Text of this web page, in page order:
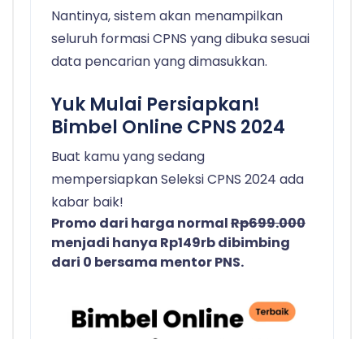
Nantinya, sistem akan menampilkan
seluruh formasi CPNS yang dibuka sesuai
data pencarian yang dimasukkan.
Yuk Mulai Persiapkan!
Bimbel Online CPNS 2024
Buat kamu yang sedang
mempersiapkan Seleksi CPNS 2024 ada
kabar baik!
Promo dari harga normalRp699.000
menjadi hanya Rp149rb dibimbing
dari 0 bersama mentor PNS.